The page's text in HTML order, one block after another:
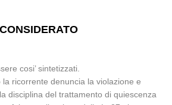
CONSIDERATO
cosi’ sintetizzati.
ricorrente denuncia la violazione e
disciplina del trattamento di quiescenza